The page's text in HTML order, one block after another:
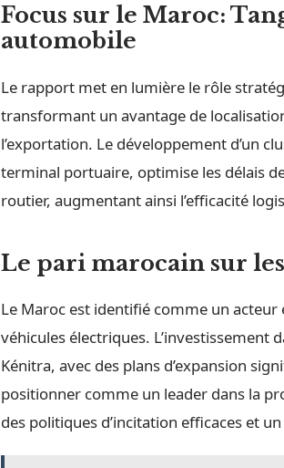
Focus sur le Maroc:
automobile
Le rapport met en lumière le rôle
transformant un avantage de
l’exportation. Le développement d’un
terminal portuaire, optimise les délais
routier, augmentant ainsi l’efficacité
Le pari marocain sur les
Le Maroc est identifié comme un
véhicules électriques. L’investissement
Kénitra, avec des plans d’expansion
positionner comme un leader dans la
des politiques d’incitation efficaces et